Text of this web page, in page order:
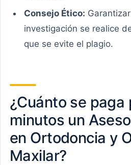
Consejo Ético:
investigación se realice
que se evite el plagio.
¿Cuánto se paga
minutos un
en Ortodoncia y
Maxilar?